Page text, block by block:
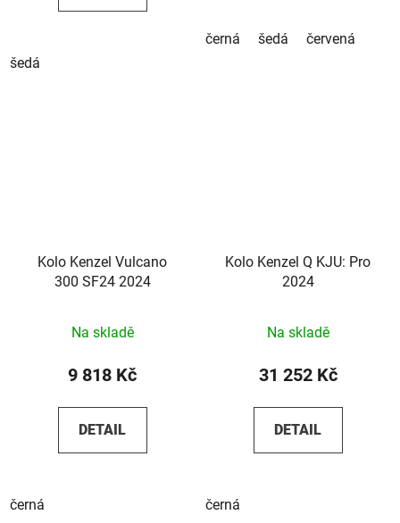
šedá
černá šedá červená
Kolo Kenzel Vulcano
300 SF24 2024
Na skladě
9 818 Kč
DETAIL
černá
Kolo Kenzel Q KJU: Pro
2024
Na skladě
31 252 Kč
DETAIL
černá